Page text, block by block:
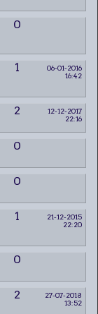
0
1
06-01-2016
16:42
2
12-12-2017
22:16
0
0
1
21-12-2015
22:20
0
2
27-07-2018
13:52